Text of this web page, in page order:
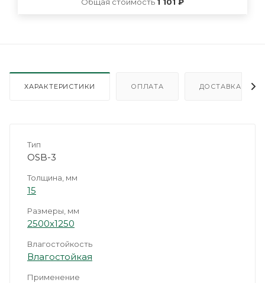
ХАРАКТЕРИСТИКИ ОПЛАТА ДОСТАВКА
Тип
OSB-3
Толщина, мм
15
Размеры, мм
2500х1250
Влагостойкость
Влагостойкая
Применение